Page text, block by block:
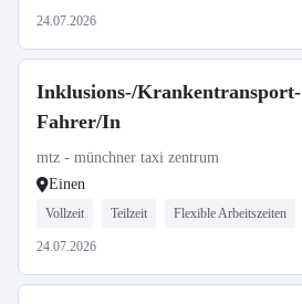
24.07.2026
Inklusions-/Krankentransport-
Fahrer/In
mtz - münchner taxi zentrum
Einen
Vollzeit Teilzeit Flexible Arbeitszeiten
24.07.2026